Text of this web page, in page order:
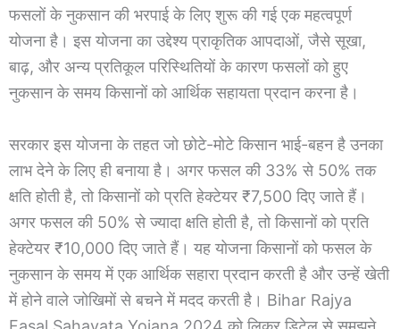
फसलों के नुकसान की भरपाई के लिए शुरू की गई एक महत्वपूर्ण
योजना है। इस योजना का उद्देश्य प्राकृतिक आपदाओं, जैसे सूखा,
बाढ़, और अन्य प्रतिकूल परिस्थितियों के कारण फसलों को हुए
नुकसान के समय किसानों को आर्थिक सहायता प्रदान करना है।
सरकार इस योजना के तहत जो छोटे-मोटे किसान भाई-बहन है उनका
लाभ देने के लिए ही बनाया है। अगर फसल की 33% से 50% तक
क्षति होती है, तो किसानों को प्रति हेक्टेयर ₹7,500 दिए जाते हैं।
अगर फसल की 50% से ज्यादा क्षति होती है, तो किसानों को प्रति
हेक्टेयर ₹10,000 दिए जाते हैं। यह योजना किसानों को फसल के
नुकसान के समय में एक आर्थिक सहारा प्रदान करती है और उन्हें खेती
में होने वाले जोखिमों से बचने में मदद करती है। Bihar Rajya